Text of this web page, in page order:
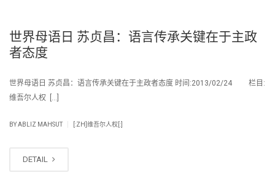
世界母语日 苏贞昌：语言传承关键在于主政
者态度
世界母语日 苏贞昌：语言传承关键在于主政者态度 时间:2013/02/24 栏目:
维吾尔人权 […]
BYABLIZ MAHSUT [:ZH]维吾尔人权[:]
DETAIL